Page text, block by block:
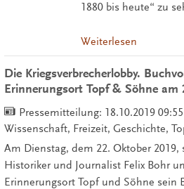
1880 bis heute“ zu
Weiterlesen
Die Kriegsverbrecherlobby.
Erinnerungsort Topf & Söhne am
Pressemitteilung: 18.10.2019 09:55
Wissenschaft, Freizeit, Geschichte,
Am Dienstag, dem 22. Oktober
Historiker und Journalist Felix Bohr
Erinnerungsort Topf und Söhne sein